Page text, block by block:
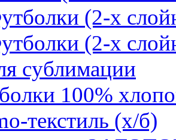
(2-х
(2-х
сублимации
100%
текстиль (х/б)